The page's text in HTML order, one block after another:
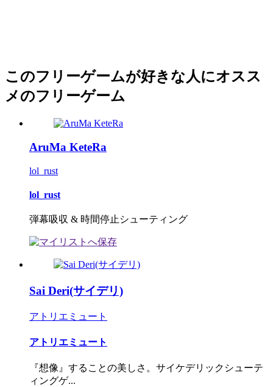
このフリーゲームが好きな人にオスス
メのフリーゲーム
AruMa KeteRa
lol_rust
lol_rust
弾幕吸収 & 時間停止シューティング
Sai Deri(サイデリ)
アトリエミュート
アトリエミュート
『想像』することの美しさ。サイケデリックシューテ
ィングゲ...